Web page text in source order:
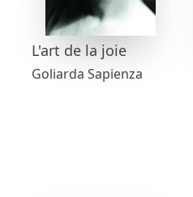
L'art de la joie
Goliarda Sapienza